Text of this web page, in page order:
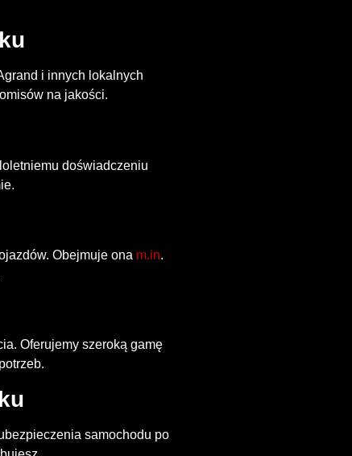
i innych lokalnych
na jakości.
doświadczeniu
Obejmuje ona m.in.
Oferujemy szeroką gamę
samochodu po